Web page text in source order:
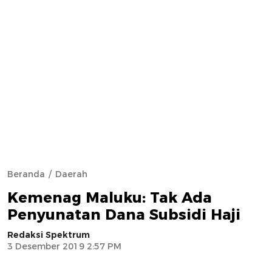
Beranda Daerah
Kemenag Maluku: Tak Ada
Penyunatan Dana Subsidi Haji
Redaksi Spektrum
3 Desember 2019 2:57 PM